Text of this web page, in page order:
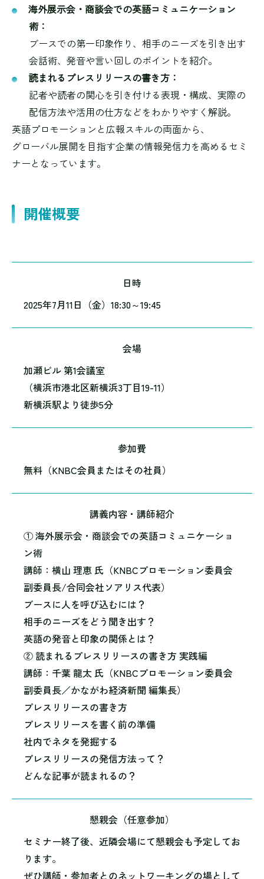
海外展示会・商談会での英語コミュニケーション
術：
ブースでの第一印象作り、相手のニーズを引き出す
会話術、発音や言い回しのポイントを紹介。
読まれるプレスリリースの書き方：
記者や読者の関心を引き付ける表現・構成、実際の
配信方法や活用の仕方などをわかりやすく解説。
英語プロモーションと広報スキルの両面から、
グローバル展開を目指す企業の情報発信力を高めるセミ
ナーとなっています。
開催概要
日時
2025年7月11日（金）18:30～19:45
会場
加瀬ビル 第1会議室
（横浜市港北区新横浜3丁目19-11）
新横浜駅より徒歩5分
参加費
無料（KNBC会員またはその社員）
講義内容・講師紹介
① 海外展示会・商談会での英語コミュニケーショ
ン術
講師：横山 理恵 氏（KNBCプロモーション委員会
副委員長/合同会社ソアリス代表）
ブースに人を呼び込むには？
相手のニーズをどう聞き出す？
英語の発音と印象の関係とは？
② 読まれるプレスリリースの書き方 実践編
講師：千葉 龍太 氏（KNBCプロモーション委員会
副委員長／かながわ経済新聞 編集長）
プレスリリースの書き方
プレスリリースを書く前の準備
社内でネタを発掘する
プレスリリースの発信方法って？
どんな記事が読まれるの？
懇親会（任意参加）
セミナー終了後、近隣会場にて懇親会も予定してお
ります。
ぜひ講師・参加者とのネットワーキングの場として